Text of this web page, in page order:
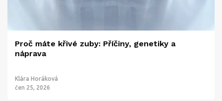
Proč máte křivé zuby: Příčiny, genetiky a
náprava
Klára Horáková
čen 25, 2026